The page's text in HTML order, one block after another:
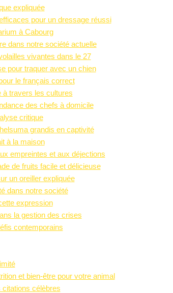
expliquée
pour un dressage réussi
à Cabourg
dans notre société actuelle
vivantes dans le 27
pour traquer avec un chien
le français correct
à travers les cultures
des chefs à domicile
critique
grandis en captivité
à la maison
empreintes et aux déjections
de fruits facile et délicieuse
un oreiller expliquée
dans notre société
expression
la gestion des crises
contemporains
et bien-être pour votre animal
célèbres